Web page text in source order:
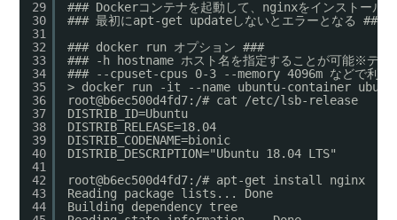
29
30
31
32
33
34
35
36
37
38
39
40
41
42
43
44
### Dockerコンテナを起動して、nginxをインストール
### 最初にapt-get updateしないとエラーとなる ###
### docker run オプション ###
### -h hostname ホスト名を指定することが可能※デフ
### --cpuset-cpus 0-3 --memory 4096m などで利用す
> docker run -it --name ubuntu-container
root@b6ec500d4fd7:/# cat /etc/lsb-release
DISTRIB_ID=Ubuntu
DISTRIB_RELEASE=18.04
DISTRIB_CODENAME=bionic
DISTRIB_DESCRIPTION="Ubuntu 18.04 LTS"
root@b6ec500d4fd7:/# apt-get install nginx
Reading package lists... Done
Building dependency tree